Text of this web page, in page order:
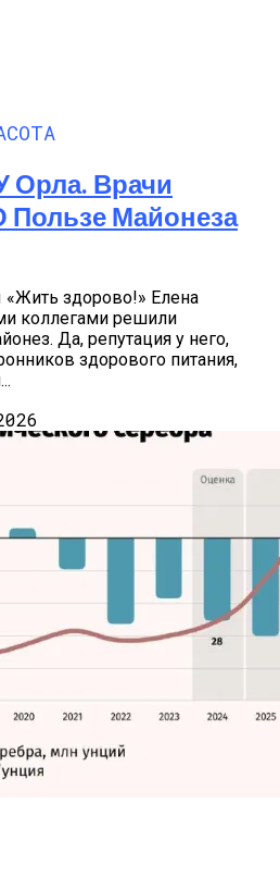
Орла. Врачи
Пользе Майонеза
здорово!» Елена
коллегами решили
Да, репутация у него,
здорового питания,